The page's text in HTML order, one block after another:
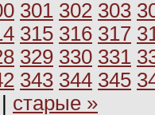
301 302 303
315 316 317
329 330 331
343 344 345
старые »